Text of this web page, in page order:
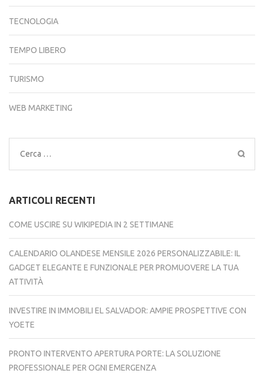
TECNOLOGIA
TEMPO LIBERO
TURISMO
WEB MARKETING
Ricerca
per:
ARTICOLI RECENTI
COME USCIRE SU WIKIPEDIA IN 2 SETTIMANE
CALENDARIO OLANDESE MENSILE 2026 PERSONALIZZABILE: IL
GADGET ELEGANTE E FUNZIONALE PER PROMUOVERE LA TUA
ATTIVITÀ
INVESTIRE IN IMMOBILI EL SALVADOR: AMPIE PROSPETTIVE CON
YOETE
PRONTO INTERVENTO APERTURA PORTE: LA SOLUZIONE
PROFESSIONALE PER OGNI EMERGENZA